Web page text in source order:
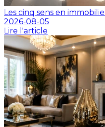
Les cinq sens en
2026-08-05
Lire l'article